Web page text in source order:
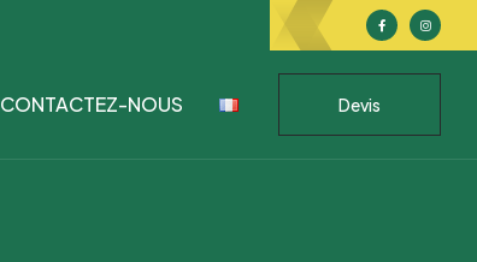
CONTACTEZ-NOUS Devis